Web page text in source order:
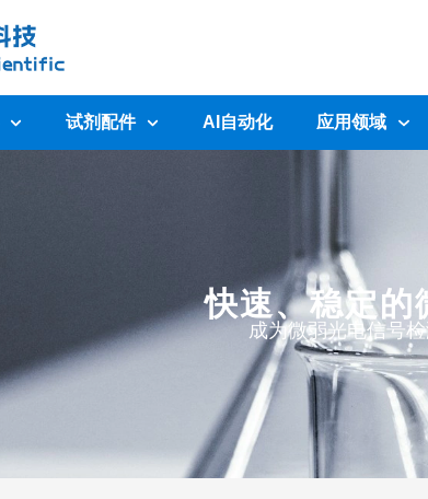
试剂配件 AI自动化 应用领域
快速、稳定的
成为微弱光电信号